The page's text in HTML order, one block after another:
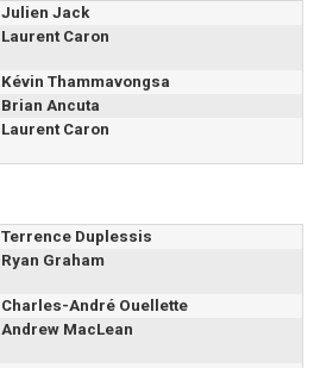
Julien Jack
Laurent Caron
Kévin Thammavongsa
Brian Ancuta
Laurent Caron
Terrence Duplessis
Ryan Graham
Charles-André Ouellette
Andrew MacLean